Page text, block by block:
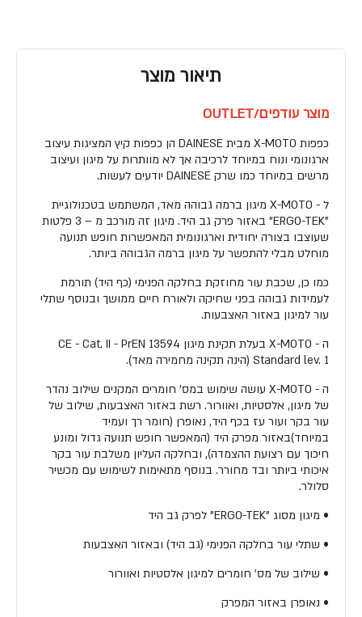
תיאור מוצר
מוצר עודפים/OUTLET
כפפות X-MOTO מבית DAINESE הן כפפות קיץ המציגות עיצוב
ארגונומי ונוח במיוחד לרכיבה אך לא מוותרות על מיגון ועיצוב
מרשים במיוחד כמו שרק DAINESE יודעים לעשות.
ל - X-MOTO מיגון ברמה גבוהה מאד, המשתמש בטכנולוגיית
"ERGO-TEK" באזור פרק גב היד. מיגון זה מורכב מ – 3 פלטות
שעוצבו בצורה יחודית וארגונומית המאפשרות חופש תנועה
מוחלט מבלי להתפשר על מיגון ברמה הגבוהה ביותר.
כמו כן, שכבת עור מחוזקת בחלקה הפנימי (כף היד) תורמת
לעמידות גבוהה בפני שחיקה ולאורח חיים ממושך ובנוסף שתלי
עור למיגון באזור האצבעות.
ה - X-MOTO בעלת תקינת מיגון CE - Cat. II - PrEN 13594
Standard lev. 1 (הינה תקינה מחמירה מאד).
ה - X-MOTO עושה שימוש במס' חומרים המקנים שילוב נהדר
של מיגון, אלסטיות, ואוורור. רשת באזור האצבעות, שילוב של
עור בקר ועור עז בכף היד, נאופרן (חומר רך ועמיד
במיוחד)באזור מפרק היד (המאפשר חופש תנועה גדול ומונע
חיכוך עם רצועת ההצמדה), ובחלקה העליון משלבת עור בקר
איכותי ביותר ובד מחורר. בנוסף מתאימות לשימוש עם מכשיר
סלולר.
• מיגון מסוג "ERGO-TEK" לפרק גב היד
• שתלי עור בחלקה הפנימי (גב היד) ובאזור האצבעות
• שילוב של מס' חומרים למיגון אלסטיות ואוורור
• נאופרן באזור המפרק